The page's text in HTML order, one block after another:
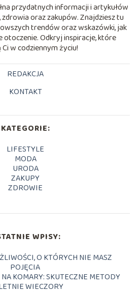
przydatnych informacji i artykułów
oraz zakupów. Znajdziesz tu
trendów oraz wskazówki, jak
otoczenie. Odkryj inspiracje, które
w codziennym życiu!
REDAKCJA
KONTAKT
KATEGORIE:
LIFESTYLE
MODA
URODA
ZAKUPY
ZDROWIE
WPISY:
O KTÓRYCH NIE MASZ
POJĘCIA
KOMARY: SKUTECZNE METODY
WIECZORY